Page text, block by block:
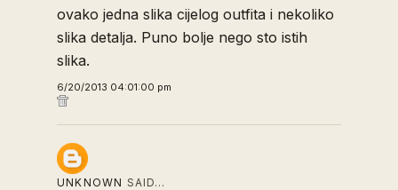
ovako jedna slika cijelog outfita i nekoliko
slika detalja. Puno bolje nego sto istih
slika.
6/20/2013 04:01:00 pm
UNKNOWN SAID…